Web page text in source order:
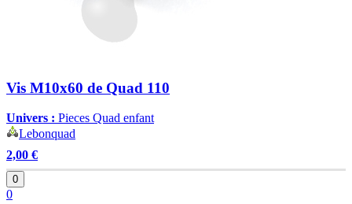
Vis M10x60 de Quad 110
Univers : Pieces Quad enfant
Lebonquad
2,00 €
0
0